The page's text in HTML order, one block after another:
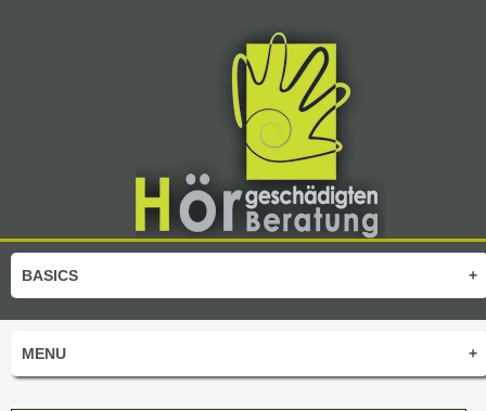
+
BASICS
+
MENU